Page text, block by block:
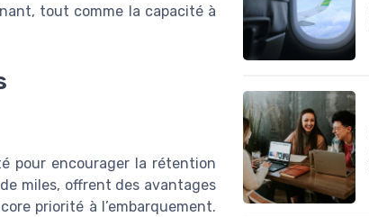
tout comme la capacité à
pour encourager la rétention
miles, offrent des avantages
priorité à l’embarquement.